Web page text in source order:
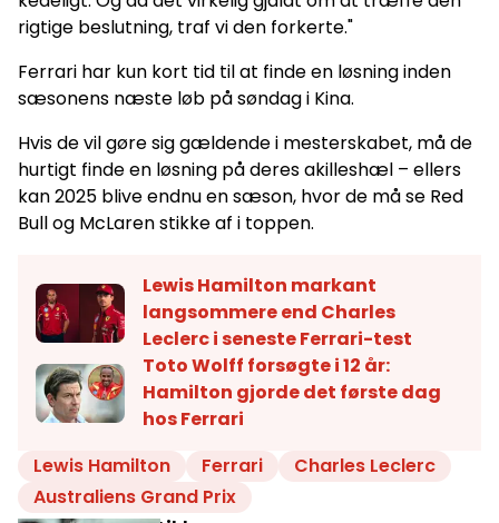
rigtige beslutning, traf vi den forkerte."
Ferrari har kun kort tid til at finde en løsning inden
sæsonens næste løb på søndag i Kina.
Hvis de vil gøre sig gældende i mesterskabet, må de
hurtigt finde en løsning på deres akilleshæl – ellers
kan 2025 blive endnu en sæson, hvor de må se Red
Bull og McLaren stikke af i toppen.
Lewis Hamilton markant
langsommere end Charles
Leclerc i seneste Ferrari-test
Toto Wolff forsøgte i 12 år:
Hamilton gjorde det første dag
hos Ferrari
Lewis Hamilton
Ferrari
Charles Leclerc
Australiens Grand Prix